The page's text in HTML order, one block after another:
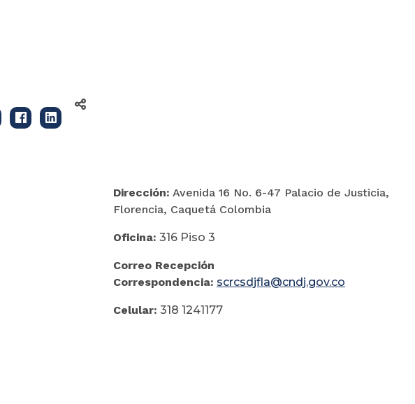
Dirección: Avenida 16 No. 6-47 Palacio de Justicia,
Florencia, Caquetá Colombia
Oficina: 316 Piso 3
Correo Recepción
Correspondencia: scrcsdjfla@cndj.gov.co
Celular: 318 1241177